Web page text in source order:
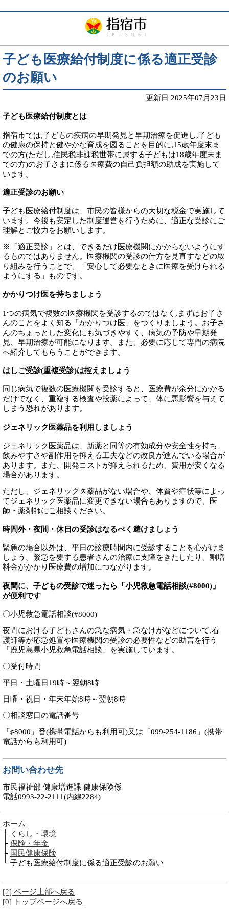
子ども医療給付制度に係る適正受診
のお願い
更新日 2025年07月23日
子ども医療給付制度とは
指宿市では,子どもの疾病の早期発見と早期治療を促進し,子ども
の健康の保持と健やかな育成を図ることを目的に,15歳年度末ま
での方(ただし,住民税非課税世帯に属する子どもは18歳年度末ま
での方)のお子さまに係る医療費の自己負担額の助成を実施して
います。
適正受診のお願い
子ども医療給付制度は、市民の皆様からの大切な税金で実施して
います。今後も安定した制度運営を行うために、適正な受診にご
理解とご協力をお願いします。
※「適正受診」とは、できるだけ医療機関にかからないようにす
るものではありません。医療機関の受診の仕方を見直すなどの取
り組みを行うことで、「安心して必要なときに医療を受けられる
ようにする」ものです。
かかりつけ医を持ちましょう
1つの病気で複数の医療機関を受診するのではなく,まずはお子さ
んのことをよく知る「かかりつけ医」をつくりましよう。お子さ
んのちょっとした変化にも気づきやすく、病気の予防や早期発
見、早期治療が可能になります。また、必要に応じて専門の病院
へ紹介してもらうことができます。
はしご受診(重複受診)は控えましょう
同じ病気で複数の医療機関を受診すると、医療費が余分にかかる
だけでなく、重複する検査や投薬によって、体に悪影響を与えて
しまう恐れがあります。
ジェネリック医薬品を利用しましょう
ジェネリック医薬品は、新薬と同等の有効成分や安全性を持ち、
飲みやすさや副作用を抑える工夫などの改良が進んでいる場合が
あります。また、開発コストが抑えられるため、費用が安くなる
場合があります。
ただし、ジェネリック医薬品がない場合や、体質や症状等によっ
てジェネリック医薬品に変更できない場合もありますので、医
師・薬剤師にご相談ください。
時間外・夜間・休日の受診はなるべく避けましょう
緊急の場合以外は、平日の診療時間内に受診することを心がけま
しょう。緊急を要する患者さんの治療に支障をきたしたり、割増
料金がかかり医療費の増加につながります。
夜間に、子どもの受診で迷ったら「小児救急電話相談(#8000)」
が便利です
〇小児救急電話相談(#8000)
夜間における子どもさんの急な病気・急なけがなどについて,看
護師等が応急処置や医療機関の受診の必要性などの助言を行う
「鹿児島県小児救急電話相談」を実施しています。
〇受付時間
平日・土曜日19時～翌朝8時
日曜・祝日・年末年始8時～翌朝8時
〇相談窓口の電話番号
「♯8000」番(携帯電話からも利用可)又は「099-254-1186」(携帯
電話からも利用可)
お問い合わせ先
市民福祉部 健康増進課 健康保険係
電話0993-22-2111(内線2284)
ホーム
├ くらし・環境
├ 保険・年金
├ 国民健康保険
└ 子ども医療給付制度に係る適正受診のお願い
[2] ページ上部へ戻る
[0] トップページへ戻る